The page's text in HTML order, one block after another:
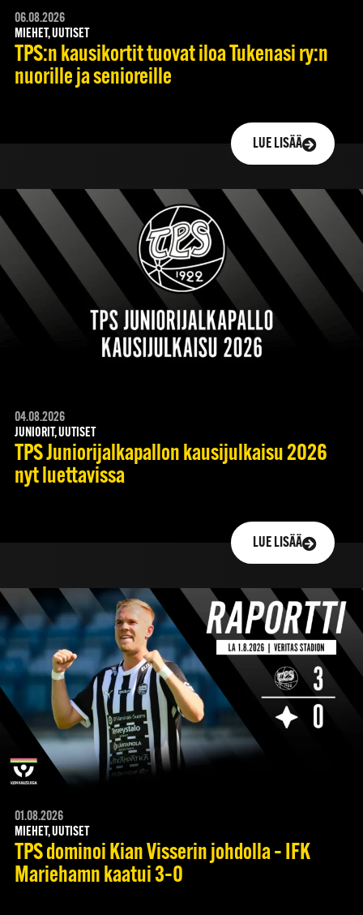
06.08.2026
MIEHET, UUTISET
TPS:n kausikortit tuovat iloa Tukenasi ry:n
nuorille ja senioreille
LUE LISÄÄ
04.08.2026
JUNIORIT, UUTISET
TPS Juniorijalkapallon kausijulkaisu 2026
nyt luettavissa
LUE LISÄÄ
01.08.2026
MIEHET, UUTISET
TPS dominoi Kian Visserin johdolla – IFK
Mariehamn kaatui 3–0